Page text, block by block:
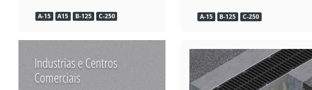
A-15 A15 B-125 C-250 A-15 B-125 C-250
Industrias e Centros
Comerciais